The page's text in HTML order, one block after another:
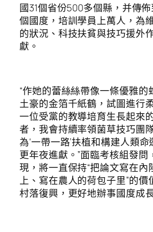
國31個省份500多個縣，并傳
個國度，培訓學員上萬人，為
的狀況、科技扶貧與技巧援外
獻。
“作她的蕾絲絲帶像一條優雅的
土豪的金箔千紙鶴，試圖進行
一位受黨的教導培育生長起來
者，我會持續率領菌草技巧團
為‘一帶一路’扶植和構建人類
更年夜進獻。”面臨考核組發問
現，將一直保持“把論文寫在內
上、寫在農人的荷包子里”的價
村落復興，更好地辦事國度成